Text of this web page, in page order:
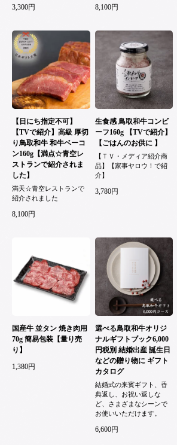
3,300円
8,100円
【日にち指定不可】
【TVで紹介】高級 厚切
り鳥取和牛 和牛ベーコ
ン160g【満点☆青空レ
ストランで紹介されま
した】
満天☆青空レストランで
紹介されました
8,100円
生食感 鳥取和牛コンビ
ーフ160g 【TVで紹介】
【ごはんのお供に 】
【ＴＶ・メディア紹介商
品】【家事ヤロウ！で紹
介】
3,780円
国産牛 並タン 焼き肉用
70g 簡易包装【量り売
り】
1,380円
選べる鳥取和牛オリジ
ナルギフトブック6,000
円税別 結婚出産 誕生日
などの贈り物に ギフト
カタログ
結婚式の来賓ギフト、香
典返し、お祝い返しな
ど、さまざまなシーンで
お使いいただけます。
6,600円